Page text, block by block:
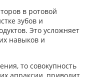
в ротовой
зубов и
Это усложняет
навыков и
то совокупность